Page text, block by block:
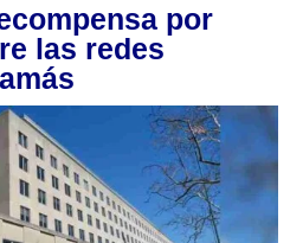
por
las redes